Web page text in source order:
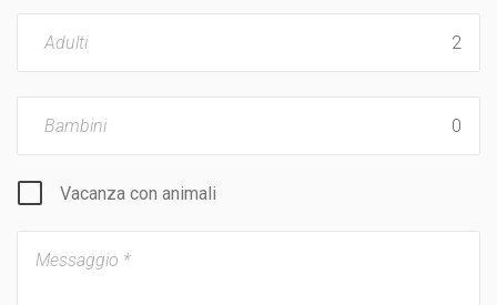
Adulti
Bambini
Vacanza con animali